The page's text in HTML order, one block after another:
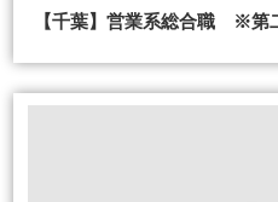
【千葉】営業系総合職 ※第